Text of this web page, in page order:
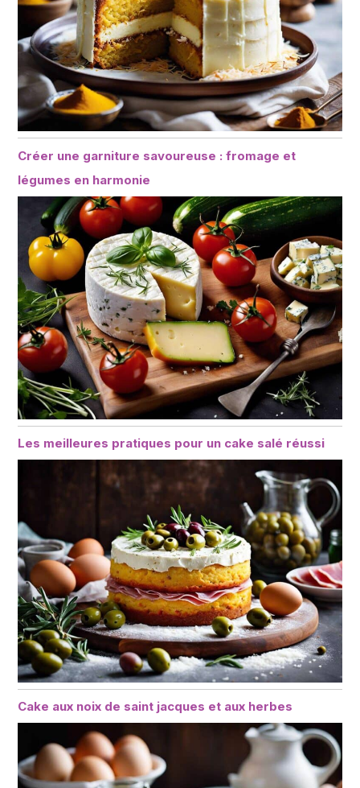
Créer une garniture savoureuse : fromage et
légumes en harmonie
Les meilleures pratiques pour un cake salé réussi
Cake aux noix de saint jacques et aux herbes